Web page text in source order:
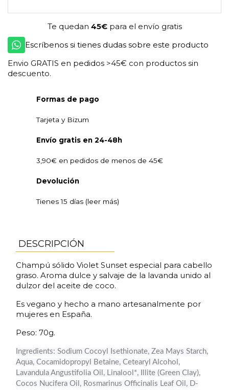
Te quedan 45€para el envío gratis
Escríbenos si tienes dudas sobre este producto
Envio GRATIS en pedidos >45€ con productos sin
descuento.
Formas de pago
Tarjeta y Bizum
Envío gratis en 24-48h
3,90€ en pedidos de menos de 45€
Devolución
Tienes 15 días (leer más)
DESCRIPCIÓN
Champú sólido Violet Sunset especial para cabello
graso. Aroma dulce y salvaje de la lavanda unido al
dulzor del aceite de coco.
Es vegano y hecho a mano artesanalmente por
mujeres en España.
Peso: 70g.
Ingredients: Sodium Cocoyl Isethionate, Zea Mays Starch,
Aqua, Cocamidopropyl Betaine, Cetearyl Alcohol,
Lavandula Angustifolia Oil, Linalool*, Illite (Green Clay),
Cocos Nucifera Oil, Rosmarinus Officinalis Leaf Oil, D-